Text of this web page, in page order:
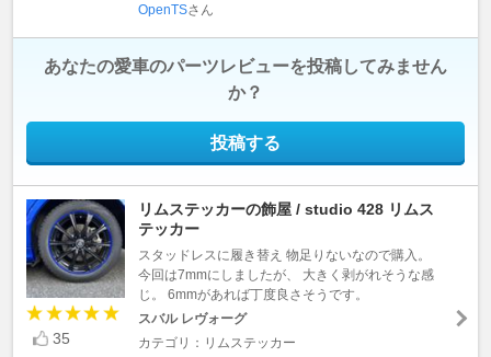
OpenTSさん
あなたの愛車のパーツレビューを投稿してみません
か？
投稿する
35
リムステッカーの飾屋 / studio 428 リムス
テッカー
スタッドレスに履き替え 物足りないなので購入。
今回は7mmにしましたが、 大きく剥がれそうな感
じ。 6mmがあれば丁度良さそうです。
スバル レヴォーグ
カテゴリ：リムステッカー